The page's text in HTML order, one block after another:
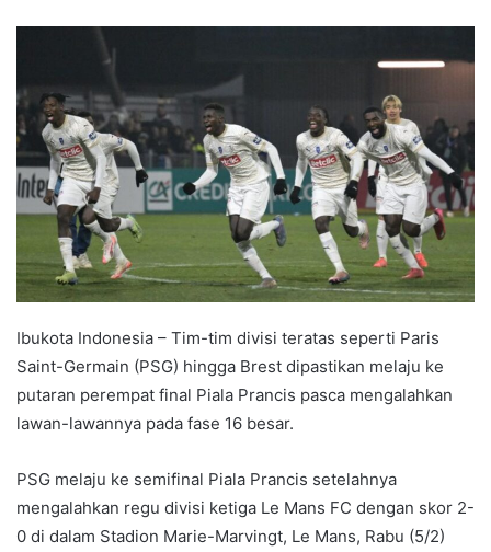
a
n
e
m
a
i
l
Ibukota Indonesia – Tim-tim divisi teratas seperti Paris
Saint-Germain (PSG) hingga Brest dipastikan melaju ke
putaran perempat final Piala Prancis pasca mengalahkan
lawan-lawannya pada fase 16 besar.
PSG melaju ke semifinal Piala Prancis setelahnya
mengalahkan regu divisi ketiga Le Mans FC dengan skor 2-
0 di dalam Stadion Marie-Marvingt, Le Mans, Rabu (5/2)